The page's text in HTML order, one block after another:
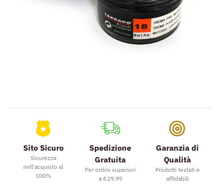
Sito Sicuro
Sicurezza
nell'acquisto al
100%
Spedizione
Gratuita
Per ordini superiori
a €29,99
Garanzia di
Qualità
Prodotti testati e
affidabili